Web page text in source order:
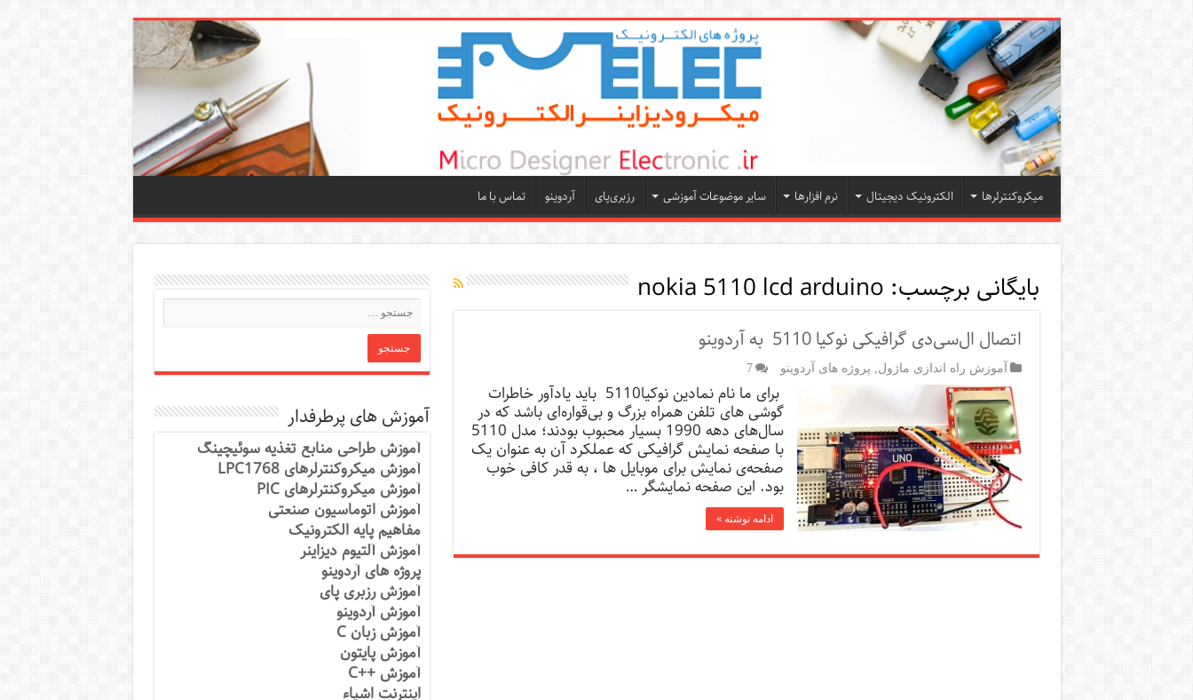
میکروکنترلرها الکترونیک دیجیتال نرم افزارها سایر موضوعات آموزشی رزبری‌پای آردوینو تماس با ما
بایگانی برچسب: nokia 5110 lcd arduino
اتصال ال‌سی‌دی گرافیکی نوکیا 5110 به آردوینو
آموزش راه اندازی ماژول پروژه های آردوینو 7
برای ما نام نمادین نوکیا5110 باید یادآور خاطرات
گوشی های تلفن همراه بزرگ و بی‌قواره‌ای باشد که در
سال‌های دهه 1990 بسیار محبوب بودند؛ مدل 5110
با صفحه نمایش گرافیکی که عملکرد آن به عنوان یک
صفحه‌ی نمایش برای موبایل ها ، به قدر کافی خوب
بود. این صفحه نمایشگر …
ادامه نوشته »
آموزش های پرطرفدار
آموزش طراحی منابع تغذیه سوئیچینگ
آموزش میکروکنترلرهای LPC1768
آموزش میکروکنترلرهای PIC
آموزش اتوماسیون صنعتی
مفاهیم پایه الکترونیک
آموزش آلتیوم دیزاینر
پروژه های آردوینو
آموزش رزبری پای
آموزش آردوینو
آموزش زبان C
آموزش پایتون
آموزش ++C
اینترنت اشیاء